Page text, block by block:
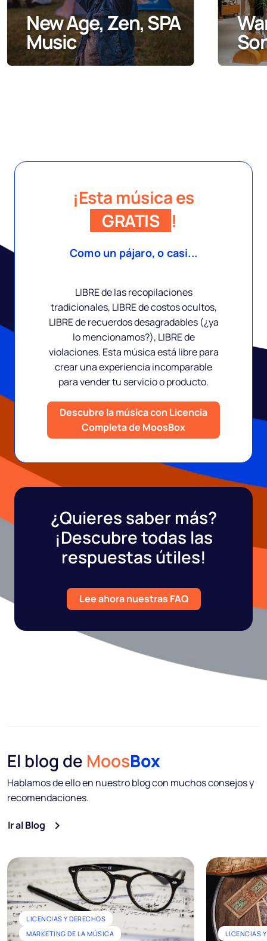
Warm and Soft
Songs
¡Esta música es
GRATIS !
Como un pájaro, o casi...
LIBRE de las recopilaciones
tradicionales, LIBRE de costos ocultos,
LIBRE de recuerdos desagradables (¿ya
lo mencionamos?), LIBRE de
violaciones. Esta música está libre para
crear una experiencia incomparable
para vender tu servicio o producto.
Descubre la música con Licencia
Completa de MoosBox
¿Quieres saber más?
¡Descubre todas las
respuestas útiles!
Lee ahora nuestras FAQ
El blog de MoosBox
Hablamos de ello en nuestro blog con muchos consejos y
recomendaciones.
Ir al Blog
LICENCIAS Y DERECHOS
MARKETING DE LA MÚSICA
LICENCIAS